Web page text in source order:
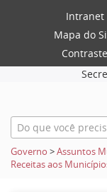
Intranet
Mapa do
Contraste
Governo >Assuntos
Receitas aos